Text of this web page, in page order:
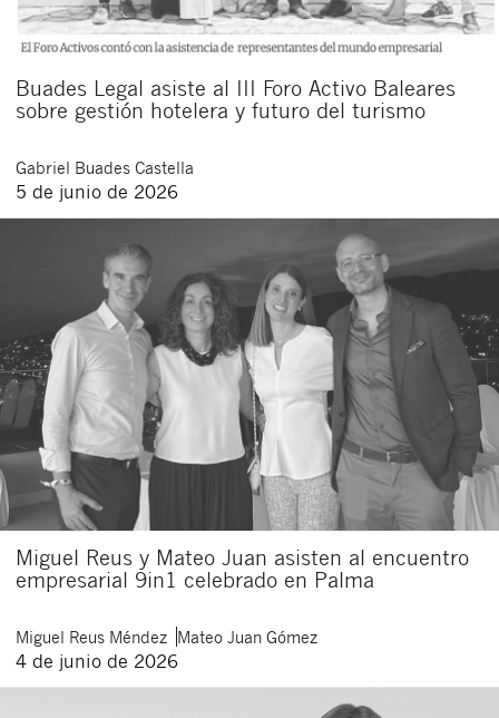
Buades Legal asiste al III Foro Activo Baleares
sobre gestión hotelera y futuro del turismo
Gabriel Buades Castella
5 de junio de 2026
Miguel Reus y Mateo Juan asisten al encuentro
empresarial 9in1 celebrado en Palma
Miguel Reus Méndez Mateo Juan Gómez
4 de junio de 2026